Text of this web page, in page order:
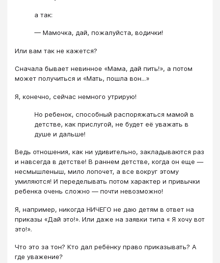
а так:
— Мамочка, дай, пожалуйста, водички!
Или вам так не кажется?
Сначала бывает невинное «Мама, дай пить!», а потом
может получиться и «Мать, пошла вон...»
Я, конечно, сейчас немного утрирую!
Но ребенок, способный распоряжаться мамой в
детстве, как прислугой, не будет её уважать в
душе и дальше!
Ведь отношения, как ни удивительно, закладываются раз
и навсегда в детстве! В раннем детстве, когда он еще —
несмышленыш, мило лопочет, а все вокруг этому
умиляются! И переделывать потом характер и привычки
ребенка очень сложно — почти невозможно!
Я, например, никогда НИЧЕГО не даю детям в ответ на
приказы «Дай это!». Или даже на заявки типа « Я хочу вот
это!».
Что это за тон? Кто дал ребёнку право приказывать? А
где уважение?